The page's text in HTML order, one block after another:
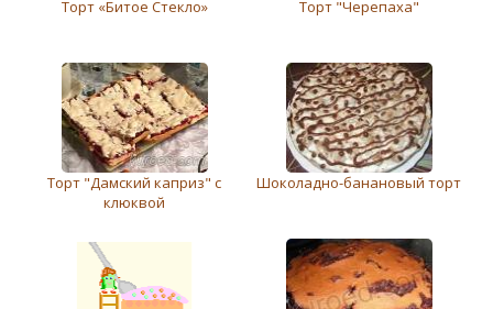
Торт «Битое Стекло» Торт "Черепаха"
Торт "Дамский каприз" с
клюквой
Шоколадно-банановый торт